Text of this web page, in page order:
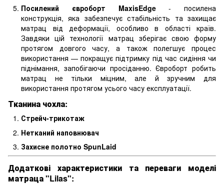
Посилений євроборт MaxisEdge- посилена
конструкція, яка забезпечує стабільність та захищає
матрац від деформації, особливо в області країв.
Завдяки цій технології матрац зберігає свою форму
протягом довгого часу, а також полегшує процес
використання — покращує підтримку під час сидіння чи
піднімання, запобігаючи просіданню. Євроборт робить
матрац не тільки міцним, але й зручним для
використання протягом усього часу експлуатації.
Тканина чохла:
Стрейч-трикотаж
Нетканий наповнювач
Захисне полотно SpunLaid
Додаткові характеристики та переваги моделі
матраца "Lilas":